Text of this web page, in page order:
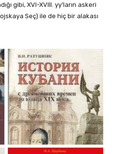
gibi, XVI-XVIII. yy’ların askeri
Seç) ile de hiç bir alakası